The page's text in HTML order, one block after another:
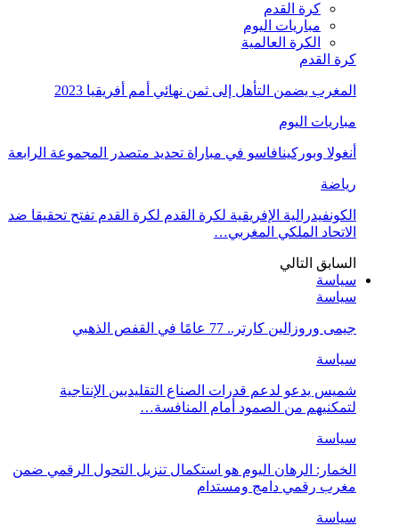
كرة القدم
مباريات اليوم
الكرة العالمية
كرة القدم
المغرب يضمن التأهل إلى ثمن نهائي أمم أفريقيا 2023
مباريات اليوم
أنغولا وبوركينافاسو في مباراة تحديد متصدر المجموعة الرابعة
رياضة
الكونفيدرالية الإفريقية لكرة القدم لكرة القدم تفتح تحقيقا ضد
الاتحاد الملكي المغربي…
السابق التالي
سياسة
سياسة
جيمى وروزالين كارتر.. 77 عامًا في القفص الذهبي
سياسة
شميس يدعو لدعم قدرات الصناع التقليديين الإنتاجية
لتمكنيهم من الصمود أمام المنافسة…
سياسة
الخمار: الرهان اليوم هو استكمال تنزيل التحول الرقمي ضمن
مغرب رقمي دامج ومستدام
سياسة